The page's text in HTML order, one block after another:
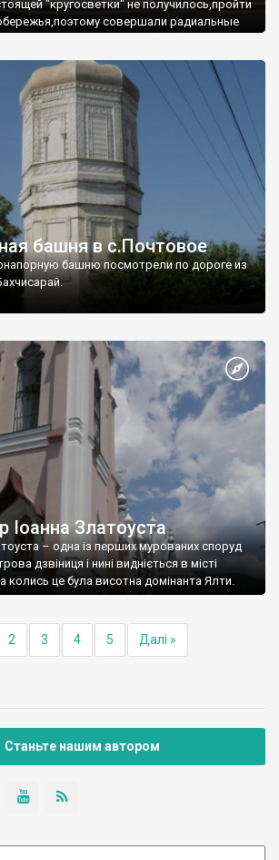
"кругосветки" не получилось,пройти
совершали радиальные
башня в с.Почтовое
башню посмотрели по дороге из
Іоанна Златоуста
– одна із перших мурованих споруд
дзвіниця і нині видніється в місті
колись це була висотна домінанта Ялти.
2 3 4 5 Далі »
Станьте нашим автором